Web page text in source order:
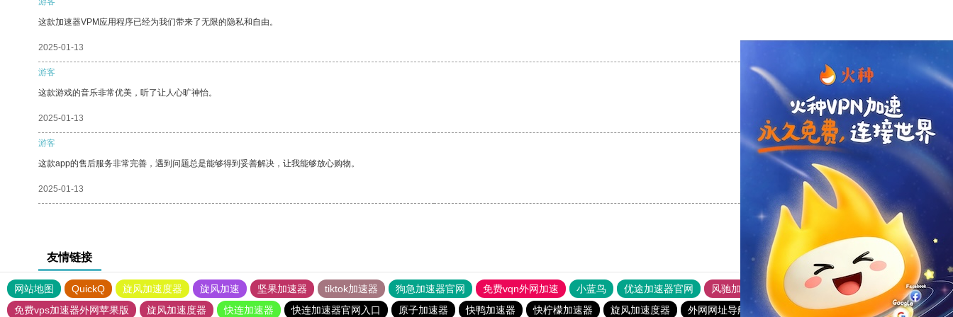
这款加速器VPM应用程序已经为我们带来了无限的隐私和自由。
2025-01-13
游客
这款游戏的音乐非常优美，听了让人心旷神怡。
2025-01-13 支持 [0] 反对 [0]
游客
这款app的售后服务非常完善，遇到问题总是能够得到妥善解决，让我能够放心购物。
2025-01-13 支持
友情链接
网站地图 QuickQ 旋风加速度器 旋风加速 坚果加速器 tiktok加速器 狗急加速器官网 免费vqn外网加速 小蓝鸟 优途加速器官网 风驰加速器
旋风加速器
免费vps加速器外网苹果版
旋风加速度器 快连加速器 快连加速器官网入口 原子加速器 快鸭加速器 快柠檬加速器 旋风加速度器 外网网址导航 软件中心 雷霆加速 狂飙加速器